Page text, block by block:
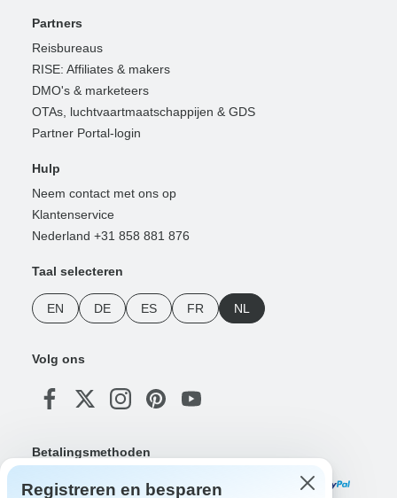
Partners
Reisbureaus
RISE: Affiliates & makers
DMO's & marketeers
OTAs, luchtvaartmaatschappijen & GDS
Partner Portal-login
Hulp
Neem contact met ons op
Klantenservice
Nederland +31 858 881 876
Taal selecteren
EN DE ES FR NL
Volg ons
Betalingsmethoden
Registreren en besparen